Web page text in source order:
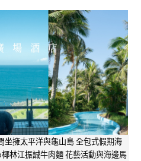
坐擁太平洋與龜山島 全包式假期海
林江振誠牛肉麵 花藝活動與海邊馬